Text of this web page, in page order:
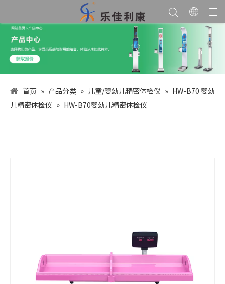
首页 » 产品分类 » 儿童/婴幼儿精密体检仪 » HW-B70 婴幼
儿精密体检仪 » HW-B70婴幼儿精密体检仪